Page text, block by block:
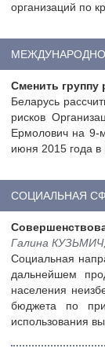
организаций по
Сменить группу
Беларусь
рисков
Ермолович на 9-
июня 2015 года в
СОЦИАЛЬНАЯ
Галина КУЗЬМИЧ,
Социальная
дальнейшем
населения
бюджета по
использования